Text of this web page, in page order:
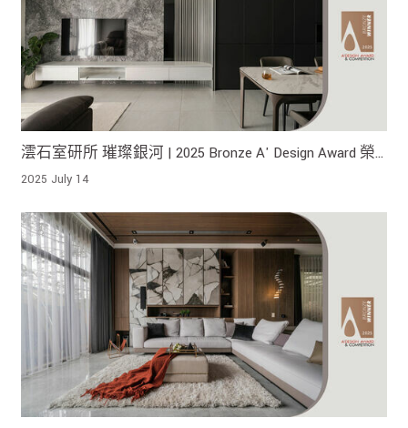
澐石室研所 璀璨銀河 | 2025 Bronze A' Design Award 榮
獲銅獎 !
2025 July 14